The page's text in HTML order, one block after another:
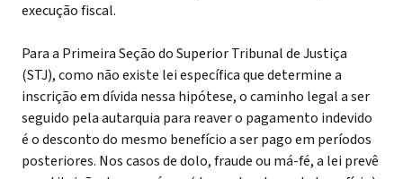
execução fiscal.
Para a Primeira Seção do Superior Tribunal de Justiça
(STJ), como não existe lei específica que determine a
inscrição em dívida nessa hipótese, o caminho legal a ser
seguido pela autarquia para reaver o pagamento indevido
é o desconto do mesmo benefício a ser pago em períodos
posteriores. Nos casos de dolo, fraude ou má-fé, a lei prevê